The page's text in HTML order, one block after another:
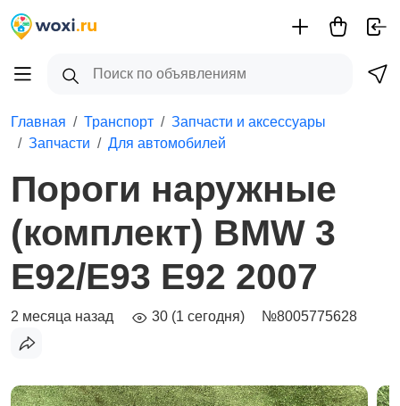
Главная Транспорт
Запчасти и аксессуары
Запчасти
Для автомобилей
Пороги наружные
(комплект) BMW 3
E92/E93 E92 2007
2 месяца назад 30 (1 сегодня) №8005775628